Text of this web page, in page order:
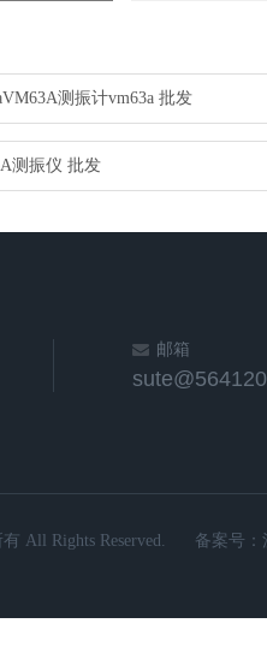
测振计vm63a 批发
测振仪 批发
邮箱
All Rights Reserved. 备案号：